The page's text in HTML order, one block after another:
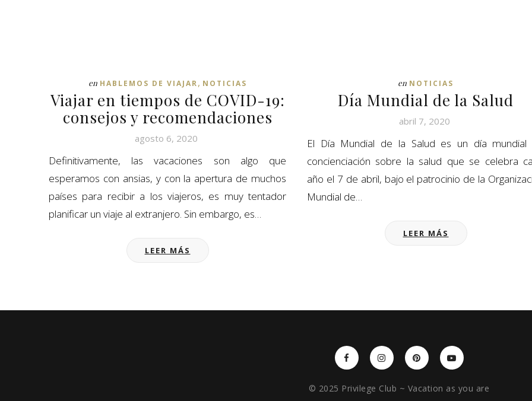
en HABLEMOS DE VIAJAR, NOTICIAS
Viajar en tiempos de COVID-19:
consejos y recomendaciones
agosto 6, 2020
Definitivamente, las vacaciones son algo que
esperamos con ansias, y con la apertura de muchos
países para recibir a los viajeros, es muy tentador
planificar un viaje al extranjero. Sin embargo, es…
LEER MÁS
en NOTICIAS
Día Mundial de la Salud
abril 7, 2020
El Día Mundial de la Salud es un día mundial
concienciación sobre la salud que se celebra
año el 7 de abril, bajo el patrocinio de la
Mundial de…
LEER MÁS
© 2025 Privilege Club ~ Vacation as you are